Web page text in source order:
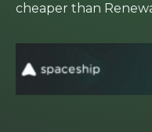
cheaper than